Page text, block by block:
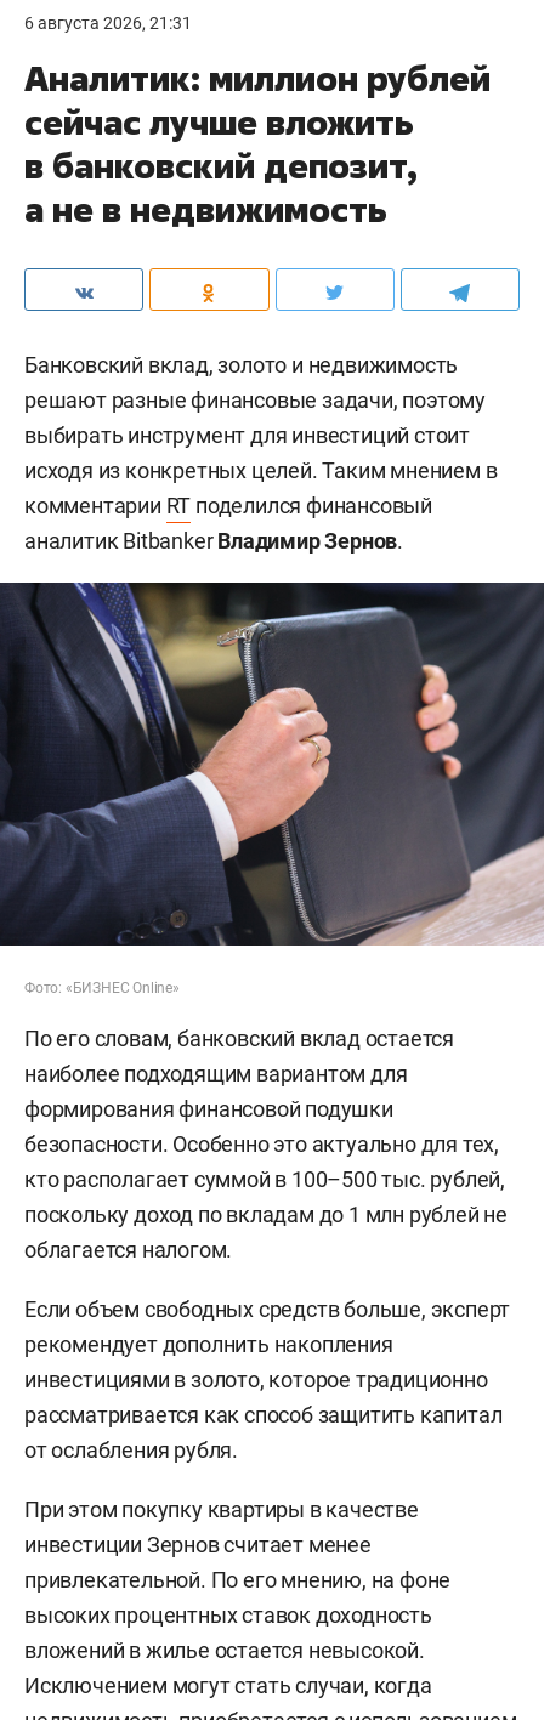
6 августа 2026, 21:31
Аналитик: миллион рублей
сейчас лучше вложить
в банковский депозит,
а не в недвижимость
Банковский вклад, золото и недвижимость
решают разные финансовые задачи, поэтому
выбирать инструмент для инвестиций стоит
исходя из конкретных целей. Таким мнением в
комментарии RT поделился финансовый
аналитик BitbankerВладимир Зернов.
Фото: «БИЗНЕС Online»
По его словам, банковский вклад остается
наиболее подходящим вариантом для
формирования финансовой подушки
безопасности. Особенно это актуально для тех,
кто располагает суммой в 100–500 тыс. рублей,
поскольку доход по вкладам до 1 млн рублей не
облагается налогом.
Если объем свободных средств больше, эксперт
рекомендует дополнить накопления
инвестициями в золото, которое традиционно
рассматривается как способ защитить капитал
от ослабления рубля.
При этом покупку квартиры в качестве
инвестиции Зернов считает менее
привлекательной. По его мнению, на фоне
высоких процентных ставок доходность
вложений в жилье остается невысокой.
Исключением могут стать случаи, когда